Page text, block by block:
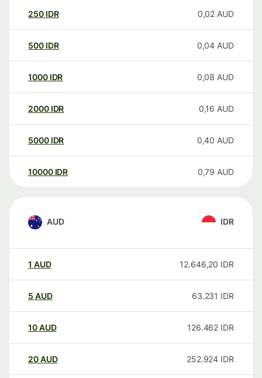
250 IDR 0,02 AUD
500 IDR 0,04 AUD
1000 IDR 0,08 AUD
2000 IDR 0,16 AUD
5000 IDR 0,40 AUD
10000 IDR 0,79 AUD
AUD IDR
1 AUD 12.646,20 IDR
5 AUD 63.231 IDR
10AUD 126.462 IDR
20AUD 252.924 IDR